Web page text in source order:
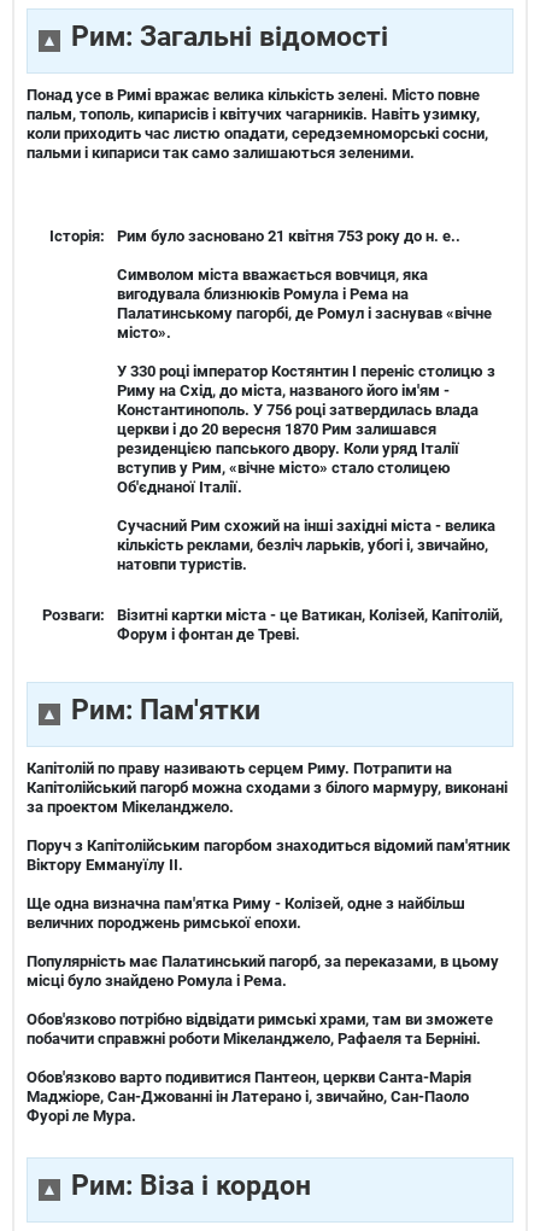
Рим: Загальні відомості
Понад усе в Римі вражає велика кількість зелені. Місто повне
пальм, тополь, кипарисів і квітучих чагарників. Навіть узимку,
коли приходить час листю опадати, середземноморські сосни,
пальми і кипариси так само залишаються зеленими.
Історія: Рим було засновано 21 квітня 753 року до н. е..
Символом міста вважається вовчиця, яка
вигодувала близнюків Ромула і Рема на
Палатинському пагорбі, де Ромул і заснував «вічне
місто».
У 330 році імператор Костянтин I переніс столицю з
Риму на Схід, до міста, названого його ім'ям -
Константинополь. У 756 році затвердилась влада
церкви і до 20 вересня 1870 Рим залишався
резиденцією папського двору. Коли уряд Італії
вступив у Рим, «вічне місто» стало столицею
Об'єднаної Італії.
Сучасний Рим схожий на інші західні міста - велика
кількість реклами, безліч ларьків, убогі і, звичайно,
натовпи туристів.
Розваги:
Візитні картки міста - це Ватикан, Колізей, Капітолій,
Форум і фонтан де Треві.
Рим: Пам'ятки
Капітолій по праву називають серцем Риму. Потрапити на
Капітолійський пагорб можна сходами з білого мармуру, виконані
за проектом Мікеланджело.
Поруч з Капітолійським пагорбом знаходиться відомий пам'ятник
Віктору Еммануїлу II.
Ще одна визначна пам'ятка Риму - Колізей, одне з найбільш
величних породжень римської епохи.
Популярність має Палатинський пагорб, за переказами, в цьому
місці було знайдено Ромула і Рема.
Обов'язково потрібно відвідати римські храми, там ви зможете
побачити справжні роботи Мікеланджело, Рафаеля та Берніні.
Обов'язково варто подивитися Пантеон, церкви Санта-Марія
Маджіоре, Сан-Джованні ін Латерано і, звичайно, Сан-Паоло
Фуорі ле Мура.
Рим: Віза і кордон